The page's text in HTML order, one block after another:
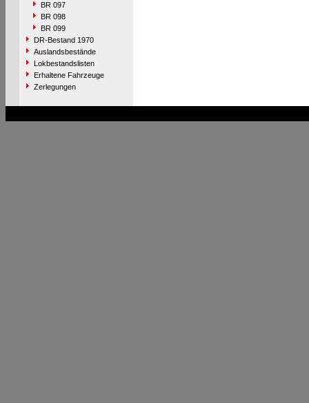
BR 097
BR 098
BR 099
DR-Bestand 1970
Auslandsbestände
Lokbestandslisten
Erhaltene Fahrzeuge
Zerlegungen